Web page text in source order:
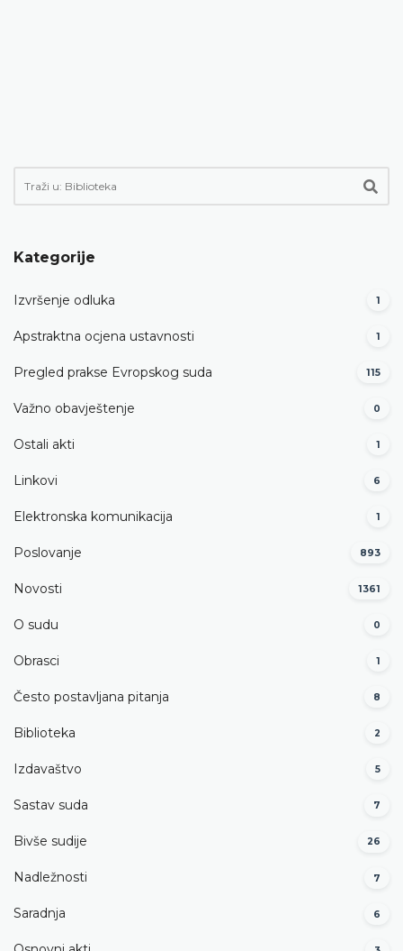
Kategorije
Izvršenje odluka 1
Apstraktna ocjena ustavnosti 1
Pregled prakse Evropskog suda 115
Važno obavještenje 0
Ostali akti 1
Linkovi 6
Elektronska komunikacija 1
Poslovanje 893
Novosti 1361
O sudu 0
Obrasci 1
Često postavljana pitanja 8
Biblioteka 2
Izdavaštvo 5
Sastav suda 7
Bivše sudije 26
Nadležnosti 7
Saradnja 6